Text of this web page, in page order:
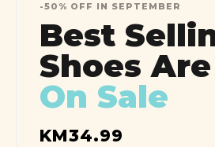
-50% OFF IN SEPTEMBER
Best
Shoes Are
On Sale
KM34.99